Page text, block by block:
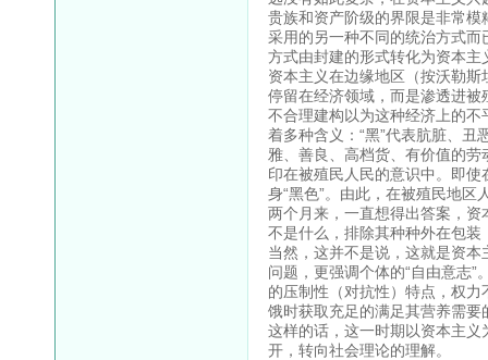
贵族和资产阶级的界限是非常
采用的另一种不同的统治方式
方式由封建的形式转化为资本主
资本主义在边缘地区（按沃勒
停留在经济领域，而是渗透进
不合理建构以为这种经济上的
着多种含义：“黑”代表肮脏、丑
雅、善良、高档货、有价值的
印在被殖民人民的意识中。即使
身“黑色”。由此，在被殖民地区
两个月来，一直想得出答案，
不是什么，排除其种种外在包
当然，这并不是说，这就是资
问题，更强调个体的“自由意志
的压制性（对抗性）特点，权
饿时获取充足的满足其营养需
这样的话，这一时期以资本主
开，转向社会理论的理解。